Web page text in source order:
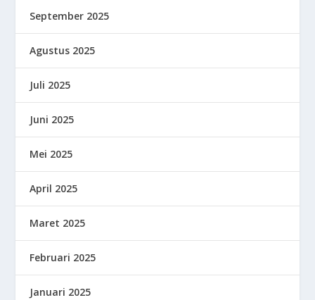
September 2025
Agustus 2025
Juli 2025
Juni 2025
Mei 2025
April 2025
Maret 2025
Februari 2025
Januari 2025